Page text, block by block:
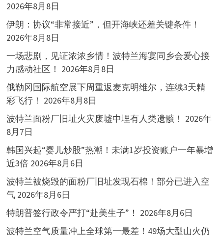
2026年8月8日
伊朗：协议“非常接近”，但开海峡还差关键条件！
2026年8月8日
一场悲剧，见证浓浓乡情！波特兰海宴同乡会爱心接
力感动社区！ 2026年8月8日
俄勒冈国际航空展下周重返麦克明维尔，连续3天精
彩飞行！ 2026年8月8日
波特兰面粉厂旧址火灾废墟中埋有人类遗骸！ 2026年
8月7日
韩国兴起“婴儿炒股”热潮！未满1岁投资账户一年暴增
近3倍 2026年8月6日
波特兰被烧毁的面粉厂旧址发现石棉！部分已进入空
气 2026年8月6日
特朗普签行政令严打“赴美生子”！ 2026年8月6日
波特兰空气质量冲上全球第一最差！49场大型山火仍